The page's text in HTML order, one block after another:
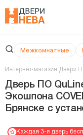
Межкомнатные
Интернет-магазин Двери
Дверь ПО
Экошпона
Брянске с
Каждая 3-я дверь